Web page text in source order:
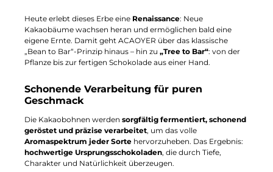
Heute erlebt dieses Erbe eine Renaissance: Neue
Kakaobäume wachsen heran und ermöglichen bald eine
eigene Ernte. Damit geht ACAOYER über das klassische
„Bean to Bar“-Prinzip hinaus – hin zu „Tree to Bar“: von der
Pflanze bis zur fertigen Schokolade aus einer Hand.
Schonende Verarbeitung für puren
Geschmack
Die Kakaobohnen werden sorgfältig fermentiert, schonend
geröstet und präzise verarbeitet, um das volle
Aromaspektrum jeder Sorte hervorzuheben. Das Ergebnis:
hochwertige Ursprungsschokoladen, die durch Tiefe,
Charakter und Natürlichkeit überzeugen.